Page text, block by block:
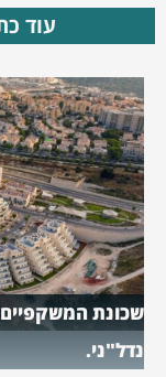
עוד
שכונת המשקפיים
נדל"ני.